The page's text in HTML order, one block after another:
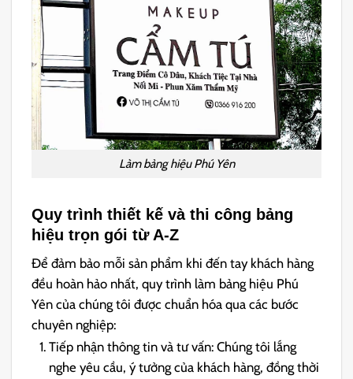
Làm bảng hiệu Phú Yên
Quy trình thiết kế và thi công bảng
hiệu trọn gói từ A-Z
Để đảm bảo mỗi sản phẩm khi đến tay khách hàng
đều hoàn hảo nhất, quy trình làm bảng hiệu Phú
Yên của chúng tôi được chuẩn hóa qua các bước
chuyên nghiệp:
Tiếp nhận thông tin và tư vấn: Chúng tôi lắng
nghe yêu cầu, ý tưởng của khách hàng, đồng thời